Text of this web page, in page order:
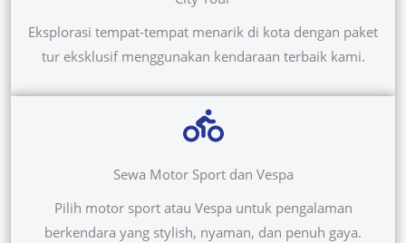
Eksplorasi tempat-tempat menarik di kota dengan paket
tur eksklusif menggunakan kendaraan terbaik kami.
Sewa Motor Sport dan Vespa
Pilih motor sport atau Vespa untuk pengalaman
berkendara yang stylish, nyaman, dan penuh gaya.